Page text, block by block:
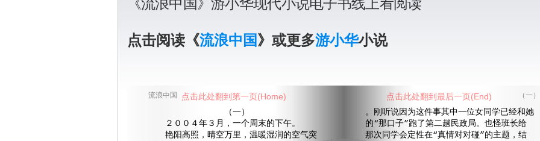
《流浪中国》游小华现代小说电子书线上看阅读
点击阅读《流浪中国 》或更多游小华小说
流浪中国 （一）
（一）
２００４年３月，一个周末的下午。
艳阳高照，晴空万里，温暖湿润的空气突
。刚听说因为这件事其中一位女同学已经和她
的“那口子”跑了第二趟民政局。也怪班长给
那次同学会定性在“真情对对碰”的主题，结
点击此处翻到第一页(Home) 点击此处翻到最后一页(End)